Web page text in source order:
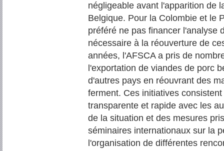
négligeable avant l'apparition de
Belgique. Pour la Colombie et le
préféré ne pas financer l'analyse
nécessaire à la réouverture de
années, l'AFSCA a pris de
l'exportation de viandes de porc
d'autres pays en réouvrant des
ferment. Ces initiatives
transparente et rapide avec les
de la situation et des mesures
séminaires internationaux sur la
l'organisation de différentes